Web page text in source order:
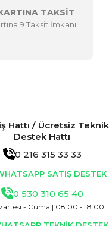
TAKSİT
9 Taksit İmkanı
Hattı / Ücretsiz Teknik
Destek Hattı
0 216 315 33 33
SATIŞ DESTEK
0 530 310 65 40
- Cuma | 08:00 - 18:00